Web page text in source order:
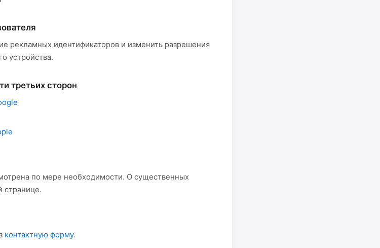
рекламных идентификаторов и изменить разрешения
устройства.
третьих сторон
по мере необходимости. О существенных
странице.
контактную форму.